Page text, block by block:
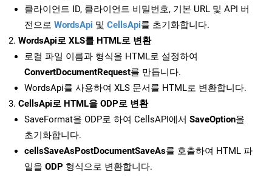
클라이언트 ID, 클라이언트 비밀번호, 기본 URL 및 API 버
전으로 WordsApi 및 CellsApi를 초기화합니다.
WordsApi로 XLS를 HTML로 변환
로컬 파일 이름과 형식을 HTML로 설정하여
ConvertDocumentRequest를 만듭니다.
WordsApi를 사용하여 XLS 문서를 HTML로 변환합니다.
CellsApi로 HTML을 ODP로 변환
SaveFormat을 ODP로 하여 CellsAPI에서 SaveOption을
초기화합니다.
cellsSaveAsPostDocumentSaveAs를 호출하여 HTML 파
일을 ODP 형식으로 변환합니다.